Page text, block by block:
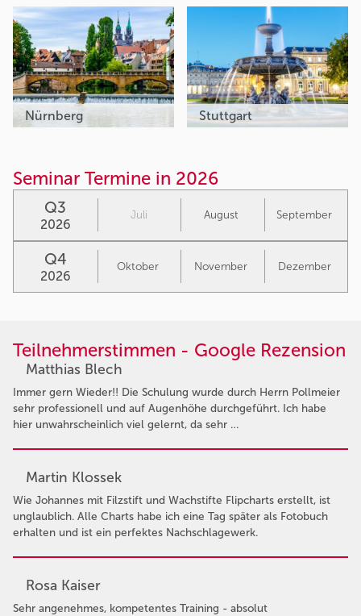
Teilnehmerstimmen - Google Rezension
Matthias Blech
Immer gern Wieder!! Die Schulung wurde durch Herrn Pollmeier
sehr professionell und auf Augenhöhe durchgeführt. Ich habe
hier unwahrscheinlich viel gelernt, da sehr …
Martin Klossek
Wie Johannes mit Filzstift und Wachstifte Flipcharts erstellt, ist
unglaublich. Alle Charts habe ich eine Tag später als Fotobuch
erhalten und ist ein perfektes Nachschlagewerk.
Rosa Kaiser
Sehr angenehmes, kompetentes Training - absolut
Nürnberg Stuttgart
Seminar Termine in 2026
Q3
2026
Juli August September
Q4
2026
Oktober November Dezember